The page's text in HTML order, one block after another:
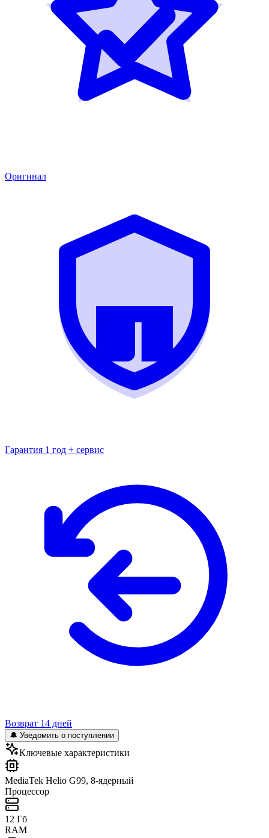
Оригинал
Гарантия 1 год + сервис
Возврат 14 дней
🔔 Уведомить о поступлении
Ключевые характеристики
MediaTek Helio G99, 8-ядерный
Процессор
12 Гб
RAM